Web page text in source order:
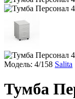
Модель: 4/158 Salita
Тумба